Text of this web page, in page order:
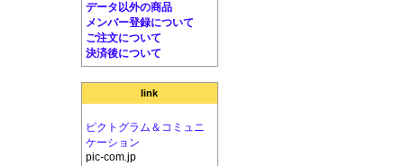
データ以外の商品
メンバー登録について
ご注文について
決済後について
link
ピクトグラム＆コミュニ
ケーション
pic-com.jp